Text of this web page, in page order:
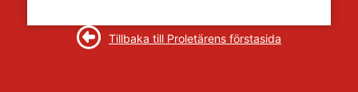
Tillbaka till Proletärens förstasida